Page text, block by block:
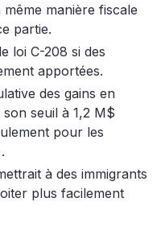
même manière fiscale
partie.
loi C-208 si des
apportées.
des gains en
seuil à 1,2 M$
pour les
à des immigrants
plus facilement